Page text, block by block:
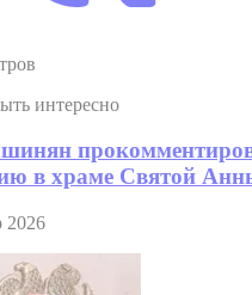
интересно
в храме Святой
2026